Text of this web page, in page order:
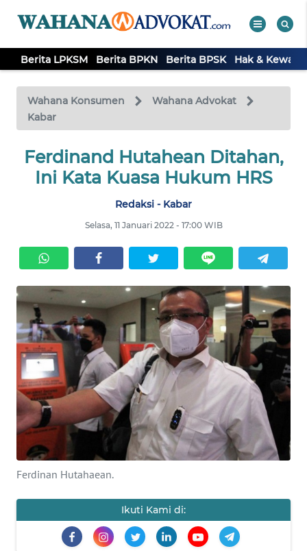
Berita LPKSM Berita BPKN Berita BPSK Hak &
Wahana Konsumen
Wahana Advokat
Kabar
Ferdinand Hutahean Ditahan,
Ini Kata Kuasa Hukum HRS
Redaksi - Kabar
Selasa, 11 Januari 2022 - 17:00 WIB
Ferdinan Hutahaean.
Ikuti Kami di:
TV
Tutup
LPKSM
BERITA
BPSK
HAK &
KEWAJIBAN
KONSUMEN
WAHANA
ADVOKAT
OPINI
NET
FORWAMKI